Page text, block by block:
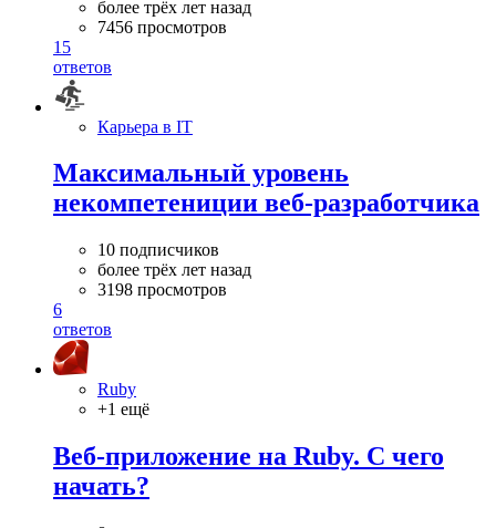
более трёх лет назад
7456 просмотров
15
ответов
Карьера в IT
Максимальный уровень
некомпетениции веб-разработчика
10 подписчиков
более трёх лет назад
3198 просмотров
6
ответов
Ruby
+1 ещё
Веб-приложение на Ruby. С чего
начать?